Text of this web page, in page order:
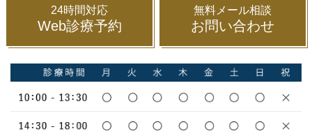
24時間対応
Web診療予約
無料メール相談
お問い合わせ